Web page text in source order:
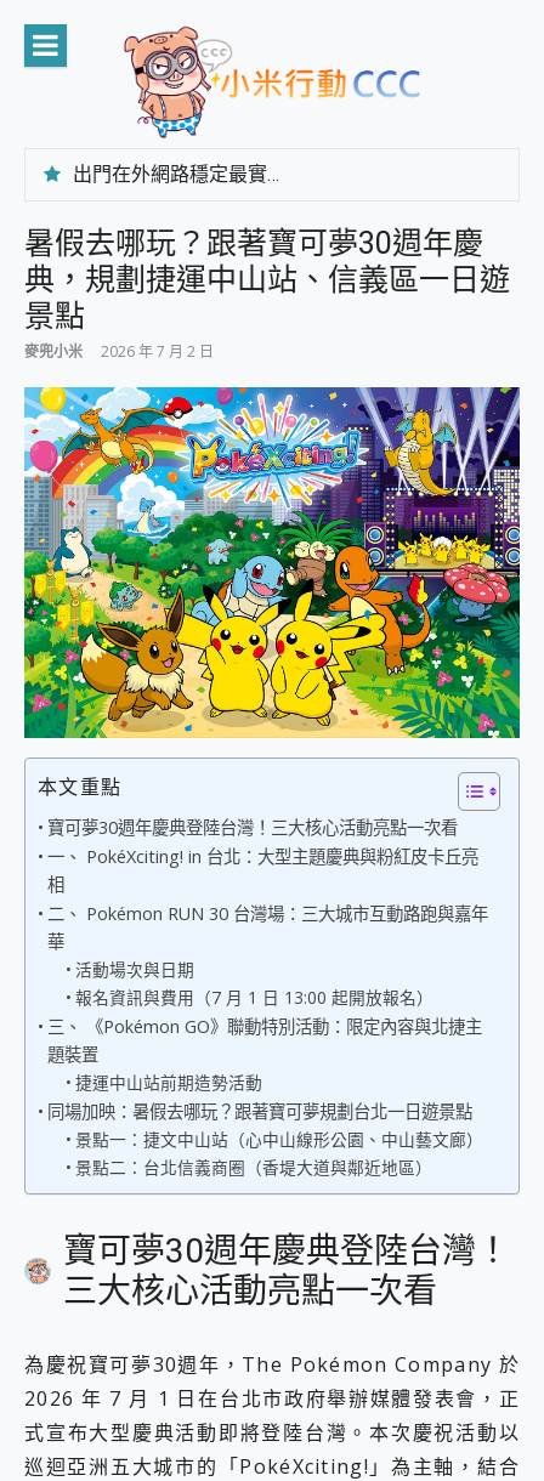
content
出門在外網路穩定最實在 「台灣大哥大」榮獲 4G/5G 在線率全球 NO.3 全台第一與全台六冠王實測心得，走到哪順到哪！
CP 值天花板~ Bongcom BS5 足球君開箱~ 短焦投影機 3千元就能擁有！ 折扣碼在這～
專為 PC上的 XBOX和掌機設計的 FireCuda X1070 SSD 固態硬碟開箱 評測
台灣製攝影機在這裡，100%全無線設計 SpotCam Solo Eco 太陽能防水雲端攝影機 SpotCam Solo 3 2.5K高畫質戶外攝影機 開箱 評測
AI 支付 一錶搞定大小事 Xiaomi Watch 5 開箱 評測
超驚艷 讓人一眼就愛上 LENOVO 聯想 Yoga Book 9 14吋 AI輕薄筆電 開箱 評測
美到讓人超想擁有 moto pad 60 系列 與 Moto | Swarovski razr 60 冰藍限定版本 開箱 評測
好用的 EaseUS Partition Master 讓您輕鬆的移除與格式化有防寫保護的隨身碟或SD卡
一鍵修復模糊影片、舊照的 AI 好幫手! VideoProc Converter AI 新版全解析 × 年末優惠，一篇全看懂
小朋友才做選擇 投影機 RGB藍牙音響 氛圍情境燈 我通通都要！ Starfish 2 幻彩膠囊投影機｜結合「 智慧投影 & 煥彩流動 」的沈浸式生活新體驗
外型超吸晴~ 給您絕佳操控體驗 GravaStar Mercury K1 系列 異星機械鍵盤與 Mercury X 系列 輕量無線電競滑鼠 開箱 評測
開箱~變身「蜘蛛人」椅子軍師！MSI MPG 491CQP QD-OLED 超寬曲面電競螢幕，多工辦公、爽度滿滿的終極桌面體驗
iPhone 17 系列 有認證的防護來囉！ imos 首家導入 UL MCV 行銷宣告驗證的手機配件品牌
DJI Osmo Pocket 3 爽爽帶回家 歡慶 EaseUS 21 週年到來，「Slogan 海報徵稿活動」好康大放送
小巧好吸不擋鏡頭 有Qi2認證的 ONPRO MagReact MXs2 5000mAh薄型磁吸無線急速行動電源 開箱 評測
會走動的冷暖氣 SONY REON POCKET PRO 穿戴式智慧冷暖調溫裝置 開箱 評測
寶可夢飛人外掛iToolab AnyGo全新升級，GO Fest 五折優惠嗨翻天！支援 iOS/Android！
百倍變焦實測~ vivo X200 Pro 與 S25 Ultra 誰能滿足全場景拍攝需求？
超好用的 PLAUD NotePin AI 智慧錄音膠囊~ 您的AI 秘書已上線 每月免費送你 300分鐘轉寫
自帶線的 有線無線都能充 ONPRO MagReact M5 10000mAh 5合1 磁吸無線急速行動電源 開箱 評測
飛利浦 JS7310 ⚡【電急便｜行動儲能救車電源】 可靠的旅行夥伴！帶給您優異的安全性與強大供電效能
是螢幕也是電視! 一機超多用途「MSI微星 Modern MD272UPSW 27型」 4K IPS 輕薄商用智慧聯網螢幕 開箱 評測
realme 14 Pro 超硬軍規、冰感變色實測，realme 14 5G 遊戲戰鬥值爆表，效能x娛樂全都要！
好玩好拍 vivo V50 ~ 口袋裡的 Zeiss 潮流攝影棚!
25種洗烘模式一機搞定! Roborock 衣莉莎白 H1 Neo分子篩洗脫烘 AI 滾筒洗衣機
2億 APO蔡司長焦神機降臨~ vivo X200 Pro、vivo X200 就是這麼好拍
EaseUS Vocal Remover 免費線上去聲器一鍵去除人聲 人聲 音樂分離 2024 消除人聲推薦
3 個超值 MHN 飛人工具分享~~ iToolab AnyGo 魔物獵人 Now飛人 ios教學 不出門也可以到處走
Locawhere AnyTo 寶可夢飛人 AnyTo 不出門也可以飛遍全世界
97.3% 恢復率，資料救援就是這麼簡單 EaseUS Data Recovery Wizard Free 18.0.0 業界最好的資料救援軟體
磁碟系統大風吹 有了 磁碟管理程式 EaseUS Partition Master 就是這麼簡單
全新 SONY Xperia 1 VI 開箱! 相機實測! 長焦覆蓋更遠更清晰、2日長續航、頂尖影音娛樂效能~
MSI Claw 掌機專屬配件包 來囉 完美保護 MSI Claw A1M-026TW 電競掌機
人像旗艦 vivo V30 系列 開箱 評測! 首搭蔡司光學鏡頭、攝影棚級柔光環、拍攝功能最好玩的美拍神機 vivo V30 Pro
多個願望一次滿足 超強散熱 微星 MSI Claw A1M-026TW 電競掌機 開箱 評測
一吸完美對位 擁有超強吸力與超好用的隱磁支架 O-ONE MAG 最會吸的行動電源 開箱 評測
暑假去哪玩？跟著寶可夢30週年慶
典，規劃捷運中山站、信義區一日遊
景點
麥兜小米 2026 年 7 月 2 日
本文重點
寶可夢30週年慶典登陸台灣！三大核心活動亮點一次看
一、 PokéXciting! in 台北：大型主題慶典與粉紅皮卡丘亮
相
二、 Pokémon RUN 30 台灣場：三大城市互動路跑與嘉年
華
活動場次與日期
報名資訊與費用（7 月 1 日 13:00 起開放報名）
三、 《Pokémon GO》聯動特別活動：限定內容與北捷主
題裝置
捷運中山站前期造勢活動
同場加映：暑假去哪玩？跟著寶可夢規劃台北一日遊景點
景點一：捷文中山站（心中山線形公園、中山藝文廊）
景點二：台北信義商圈（香堤大道與鄰近地區）
寶可夢30週年慶典登陸台灣！
三大核心活動亮點一次看
為慶祝寶可夢30週年，The Pokémon Company 於
2026 年 7 月 1 日在台北市政府舉辦媒體發表會，正
式宣布大型慶典活動即將登陸台灣。本次慶祝活動以
巡迴亞洲五大城市的「PokéXciting!」為主軸，結合